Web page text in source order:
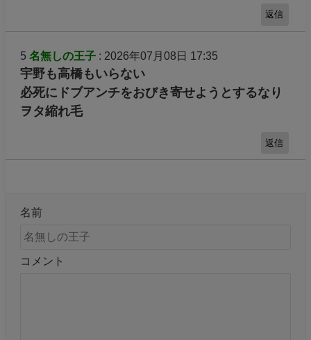
返信
5 名無しの王子: 2026年07月08日 17:35
宇野も高橋もいらない
必死にドブアンチをおびき寄せようとするなり
ヲタ縮れ毛
返信
名前
コメント